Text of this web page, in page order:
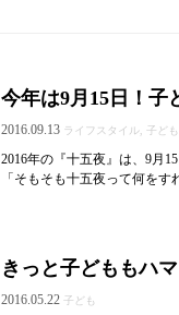
今年は9月15日！子
2016.09.13 ライフスタイル, 子ども
2016年の『十五夜』は、9月
「そもそも十五夜って何を
きっと子どももハ
2016.05.22 子ども